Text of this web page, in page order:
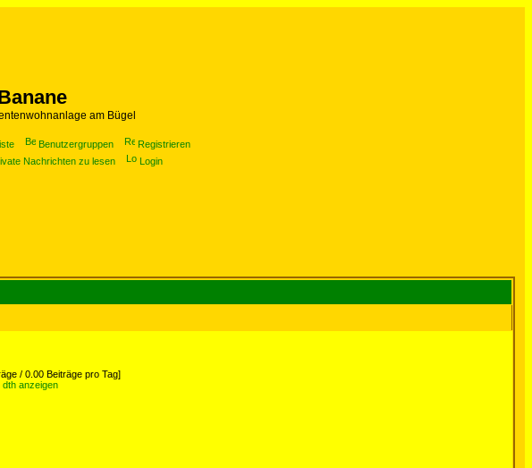
am Bügel
Benutzergruppen
Registrieren
Nachrichten zu lesen Login
/ 0.00 Beiträge pro Tag]
dth anzeigen